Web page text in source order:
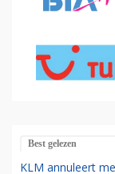
Best gelezen
KLM annuleert